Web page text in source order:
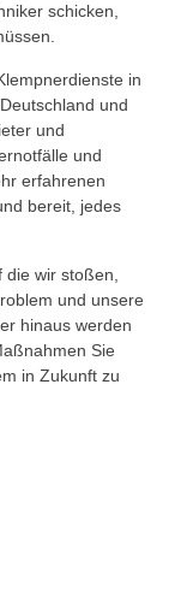
schicken,
in
und
und
und
erfahrenen
bereit, jedes
die wir stoßen,
und unsere
hinaus werden
Sie
in Zukunft zu